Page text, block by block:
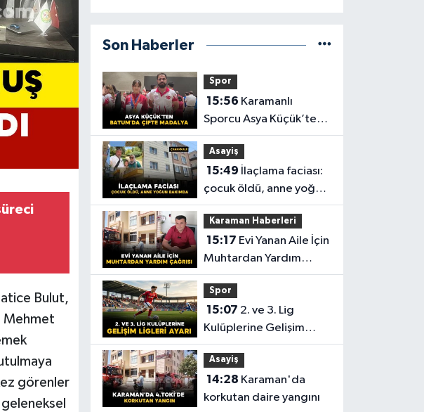
Bulut,
Mehmet
görenler
Son Haberler
Spor
15:56
Sporcu Asya Küçük’ten
Batum’da Çifte Madalya
Asayiş
15:49
çocuk öldü, anne yoğun
bakımda
Karaman Haberleri
15:17
Muhtardan Yardım
Çağrısı
Spor
15:07
Kulüplerine Gelişim
Ligleri Ayarı
Asayiş
14:28
korkutan daire yangını